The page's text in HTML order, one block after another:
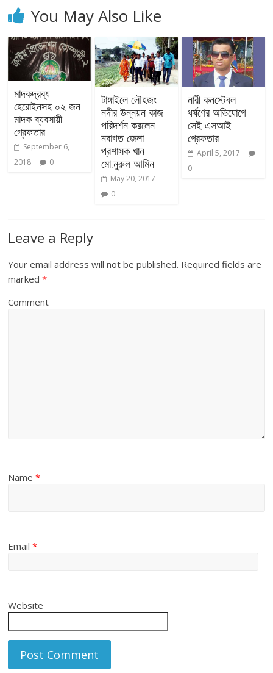
You May Also Like
মাদকদ্রব্য
হেরোইনসহ ০২ জন
মাদক ব্যবসায়ী
গ্রেফতার
September 6,
2018
0
টাঙ্গাইলে লৌহজং
নদীর উন্নয়ন কাজ
পরিদর্শন করলেন
নবাগত জেলা
প্রশাসক খান
মো.নুরুল আমিন
May 20, 2017
0
নারী কনস্টেবল
ধর্ষণের অভিযোগে
সেই এসআই
গ্রেফতার
April 5, 2017
0
Leave a Reply
Your email address will not be published. Required fields are
marked*
Comment
Name*
Email*
Website